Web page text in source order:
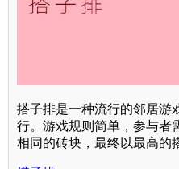
搭子排是一种流行的邻居游
行。游戏规则简单，参与者
相同的砖块，最终以最高的